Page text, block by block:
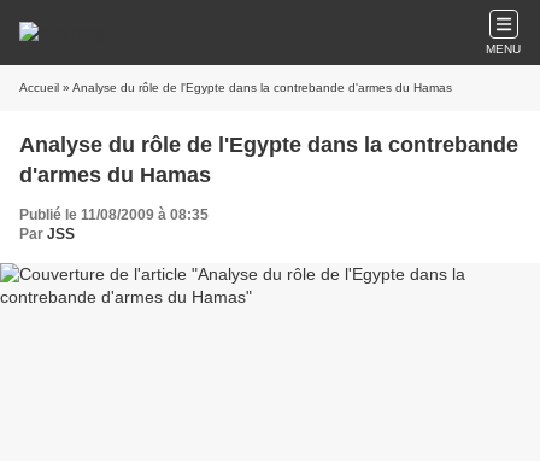
MENU
Accueil » Analyse du rôle de l'Egypte dans la contrebande d'armes du Hamas
Analyse du rôle de l'Egypte dans la contrebande
d'armes du Hamas
Publié le 11/08/2009 à 08:35
Par JSS